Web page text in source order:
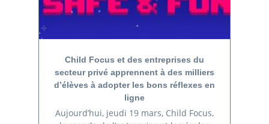
Child Focus et des entreprises du
secteur privé apprennent à des milliers
d’élèves à adopter les bons réflexes en
ligne
Aujourd’hui, jeudi 19 mars, Child Focus,